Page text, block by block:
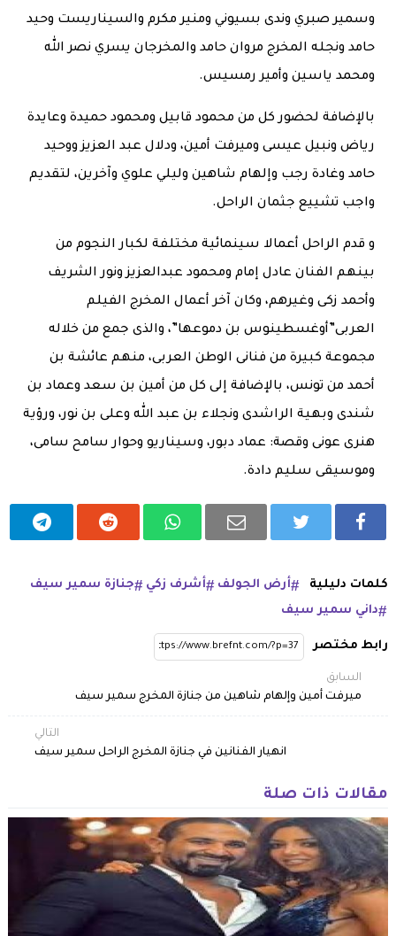
وسمير صبري وندى بسيوني ومنير مكرم والسيناريست وحيد
حامد ونجله المخرج مروان حامد والمخرجان يسري نصر الله
ومحمد ياسين وأمير رمسيس.
بالإضافة لحضور كل من محمود قابيل ومحمود حميدة وعايدة
رياض ونبيل عيسى وميرفت أمين، ودلال عبد العزيز ووحيد
حامد وغادة رجب وإلهام شاهين وليلي علوي وآخرين، لتقديم
واجب تشييع جثمان الراحل.
و قدم الراحل أعمالا سينمائية مختلفة لكبار النجوم من
بينهم الفنان عادل إمام ومحمود عبدالعزيز ونور الشريف
وأحمد زكى وغيرهم، وكان آخر أعمال المخرج الفيلم
العربى”أوغسطينوس بن دموعها”، والذى جمع من خلاله
مجموعة كبيرة من فنانى الوطن العربى، منهم عائشة بن
أحمد من تونس، بالإضافة إلى كل من أمين بن سعد وعماد بن
شندى وبهية الراشدى ونجلاء بن عبد الله وعلى بن نور، ورؤية
هنرى عونى وقصة: عماد دبور، وسيناريو وحوار سامح سامى،
وموسيقى سليم دادة.
كلمات دليلية أرض الجولف أشرف زكي
جنازة سمير سيف
داني سمير سيف
رابط مختصر
السابق
ميرفت أمين وإلهام شاهين من جنازة المخرج سمير سيف
التالي
انهيار الفنانين في جنازة المخرج الراحل سمير سيف
مقالات ذات صلة